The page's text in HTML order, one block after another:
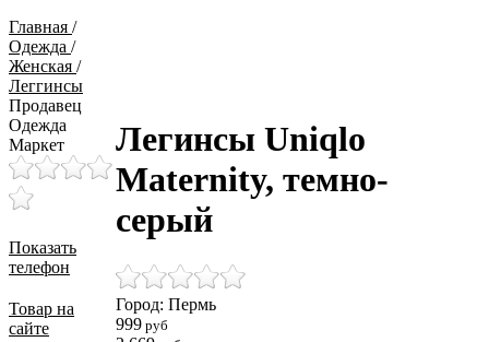
Главная /
Одежда /
Женская /
Леггинсы
Продавец
Одежда
Маркет
Показать
телефон
Товар на
сайте
Легинсы Uniqlo
Maternity, темно-
серый
Город: Пермь
999 руб